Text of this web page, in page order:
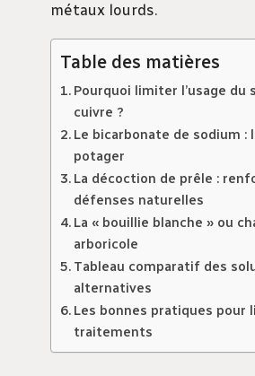
métaux lourds.
Table des matières
Pourquoi limiter l’usage du
cuivre ?
Le bicarbonate de sodium :
potager
La décoction de prêle :
défenses naturelles
La « bouillie blanche » ou
arboricole
Tableau comparatif des
alternatives
Les bonnes pratiques pour
traitements